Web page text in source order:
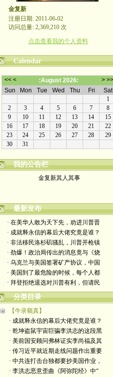
金复新
注册日期: 2011-06-02
访问总量: 2,369,210 次
点击查看我的个人资料
Calendar
我的公告栏
金复新其人其事
最新发布
· 在美华人敢为天下先，劝进川普晋
· 成就释永信的幕后大佬究竟是谁？
· 非法移民洛杉矶骚乱，川普开枪镇
· 劲爆！政治局传出的消息竟与《烧
· 乌克兰与美国签署矿产协议，中国
· 美国到了最危险的时候，每个人都
· 拜登拒绝退选对川普有利，但请民
分类目录
【牛录额真】
· 成就释永信的幕后大佬究竟是谁？
· 乾坤盗鼠宇宙巨骗李洪志的这段黑
· 美前国安顾问弗林证实李尚福及其
· 传习近平就近期走线问题作出重要
· 中共连打击台独都要抄美国作业，
· 李洪志恶意歪曲《阿弥陀经》中“